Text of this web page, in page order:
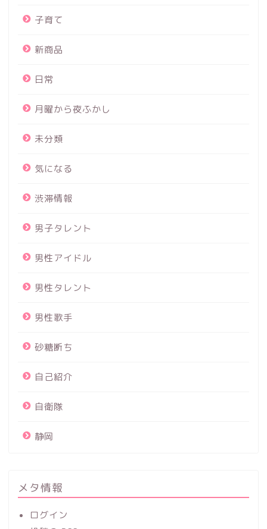
子育て
新商品
日常
月曜から夜ふかし
未分類
気になる
渋滞情報
男子タレント
男性アイドル
男性タレント
男性歌手
砂糖断ち
自己紹介
自衛隊
静岡
メタ情報
ログイン